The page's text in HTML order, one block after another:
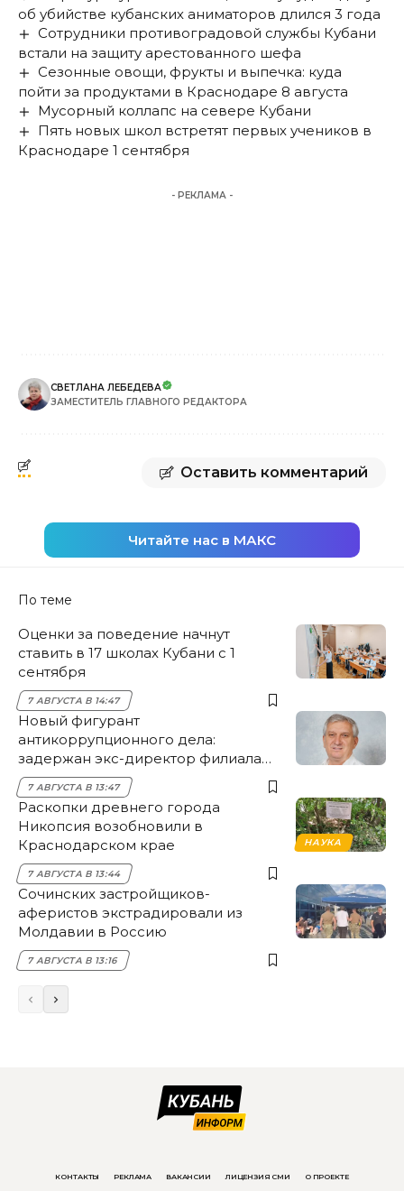
об убийстве кубанских аниматоров длился 3 года
Сотрудники противоградовой службы Кубани
встали на защиту арестованного шефа
Сезонные овощи, фрукты и выпечка: куда
пойти за продуктами в Краснодаре 8 августа
Мусорный коллапс на севере Кубани
Пять новых школ встретят первых учеников в
Краснодаре 1 сентября
- РЕКЛАМА -
СВЕТЛАНА ЛЕБЕДЕВА
ЗАМЕСТИТЕЛЬ ГЛАВНОГО РЕДАКТОРА
Оставить комментарий
Читайте нас в МАКС
По теме
Оценки за поведение начнут
ставить в 17 школах Кубани с 1
сентября
7 АВГУСТА В 14:47
Новый фигурант
антикоррупционного дела:
задержан экс-директор филиала
НЭСК Крымска
7 АВГУСТА В 13:47
НАУКА
Раскопки древнего города
Никопсия возобновили в
Краснодарском крае
7 АВГУСТА В 13:44
Сочинских застройщиков-
аферистов экстрадировали из
Молдавии в Россию
7 АВГУСТА В 13:16
КОНТАКТЫ РЕКЛАМА ВАКАНСИИ ЛИЦЕНЗИЯ СМИ О ПРОЕКТЕ